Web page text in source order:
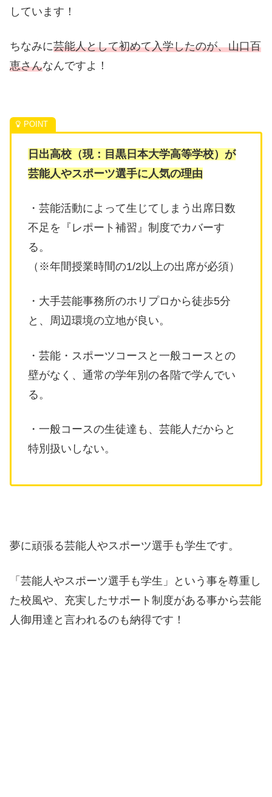
しています！
ちなみに芸能人として初めて入学したのが、山口百
恵さんなんですよ！
日出高校（現：目黒日本大学高等学校）が
芸能人やスポーツ選手に人気の理由
・芸能活動によって生じてしまう出席日数
不足を『レポート補習』制度でカバーす
る。
（※年間授業時間の1/2以上の出席が必須）
・大手芸能事務所のホリプロから徒歩5分
と、周辺環境の立地が良い。
・芸能・スポーツコースと一般コースとの
壁がなく、通常の学年別の各階で学んでい
る。
・一般コースの生徒達も、芸能人だからと
特別扱いしない。
夢に頑張る芸能人やスポーツ選手も学生です。
「芸能人やスポーツ選手も学生」という事を尊重し
た校風や、充実したサポート制度がある事から芸能
人御用達と言われるのも納得です！